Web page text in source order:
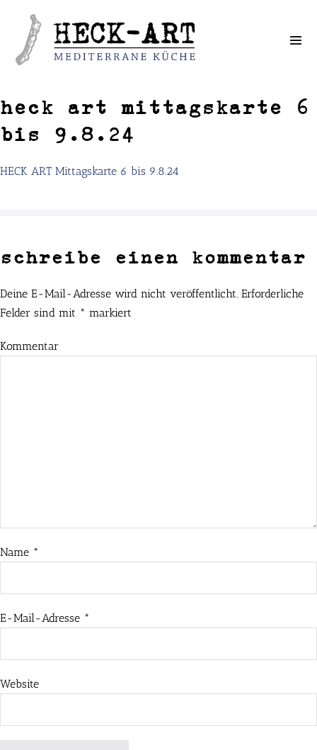
Weiter
Inhalt
heck art mittagskarte 6
bis 9.8.24
HECK ART Mittagskarte 6 bis 9.8.24
schreibe einen kommentar
Deine E-Mail-Adresse wird nicht veröffentlicht. Erforderliche
Felder sind mit * markiert
Kommentar
Name *
E-Mail-Adresse *
Website